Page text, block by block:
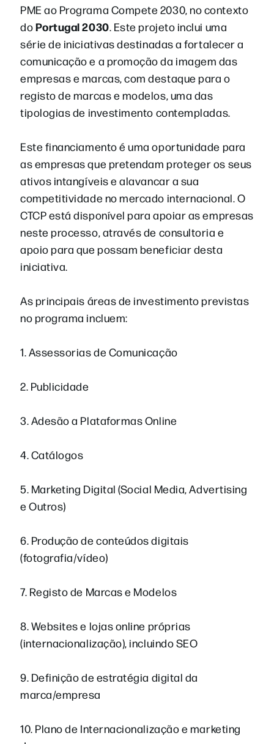
PME ao Programa Compete 2030, no contexto
doPortugal 2030. Este projeto inclui uma
série de iniciativas destinadas a fortalecer a
comunicação e a promoção da imagem das
empresas e marcas, com destaque para o
registo de marcas e modelos, uma das
tipologias de investimento contempladas.
Este financiamento é uma oportunidade para
as empresas que pretendam proteger os seus
ativos intangíveis e alavancar a sua
competitividade no mercado internacional. O
CTCP está disponível para apoiar as empresas
neste processo, através de consultoria e
apoio para que possam beneficiar desta
iniciativa.
As principais áreas de investimento previstas
no programa incluem:
1. Assessorias de Comunicação
2. Publicidade
3. Adesão a Plataformas Online
4. Catálogos
5. Marketing Digital (Social Media, Advertising
e Outros)
6. Produção de conteúdos digitais
(fotografia/vídeo)
7. Registo de Marcas e Modelos
8. Websites e lojas online próprias
(internacionalização), incluindo SEO
9. Definição de estratégia digital da
marca/empresa
10. Plano de Internacionalização e marketing